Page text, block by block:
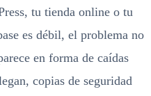
tu tienda online o tu
es débil, el problema no
en forma de caídas
copias de seguridad